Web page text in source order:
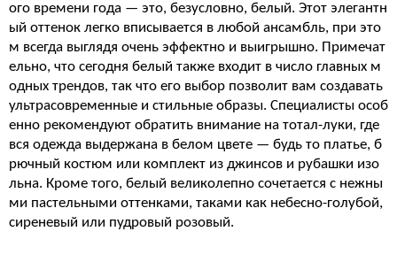
ого времени года — это, безусловно, белый. Этот элегантн
ый оттенок легко вписывается в любой ансамбль, при это
м всегда выглядя очень эффектно и выигрышно. Примечат
ельно, что сегодня белый также входит в число главных м
одных трендов, так что его выбор позволит вам создавать
ультрасовременные и стильные образы. Специалисты особ
енно рекомендуют обратить внимание на тотал-луки, где
вся одежда выдержана в белом цвете — будь то платье, б
рючный костюм или комплект из джинсов и рубашки изо
льна. Кроме того, белый великолепно сочетается с нежны
ми пастельными оттенками, таками как небесно-голубой,
сиреневый или пудровый розовый.